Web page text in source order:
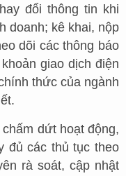
đổi thông tin khi
doanh; kê khai, nộp
dõi các thông báo
giao dịch điện
thức của ngành
dứt hoạt động,
đủ các thủ tục theo
rà soát, cập nhật